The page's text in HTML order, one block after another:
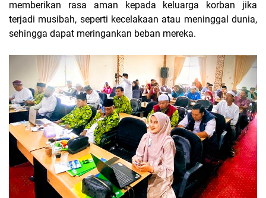
memberikan rasa aman kepada keluarga korban jika
terjadi musibah, seperti kecelakaan atau meninggal dunia,
sehingga dapat meringankan beban mereka.